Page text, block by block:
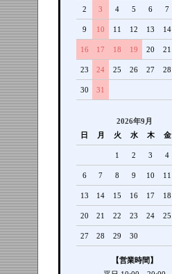
2 3 4 5 6 7
9 10 11 12 13 14
16 17 18 19 20 21
23 24 25 26 27 28
30 31
2026年9月
日
月 火 水 木 金
1 2 3 4
6 7 8 9 10 11
13 14 15 16 17 18
20 21 22 23 24 25
27 28 29 30
【営業時間】